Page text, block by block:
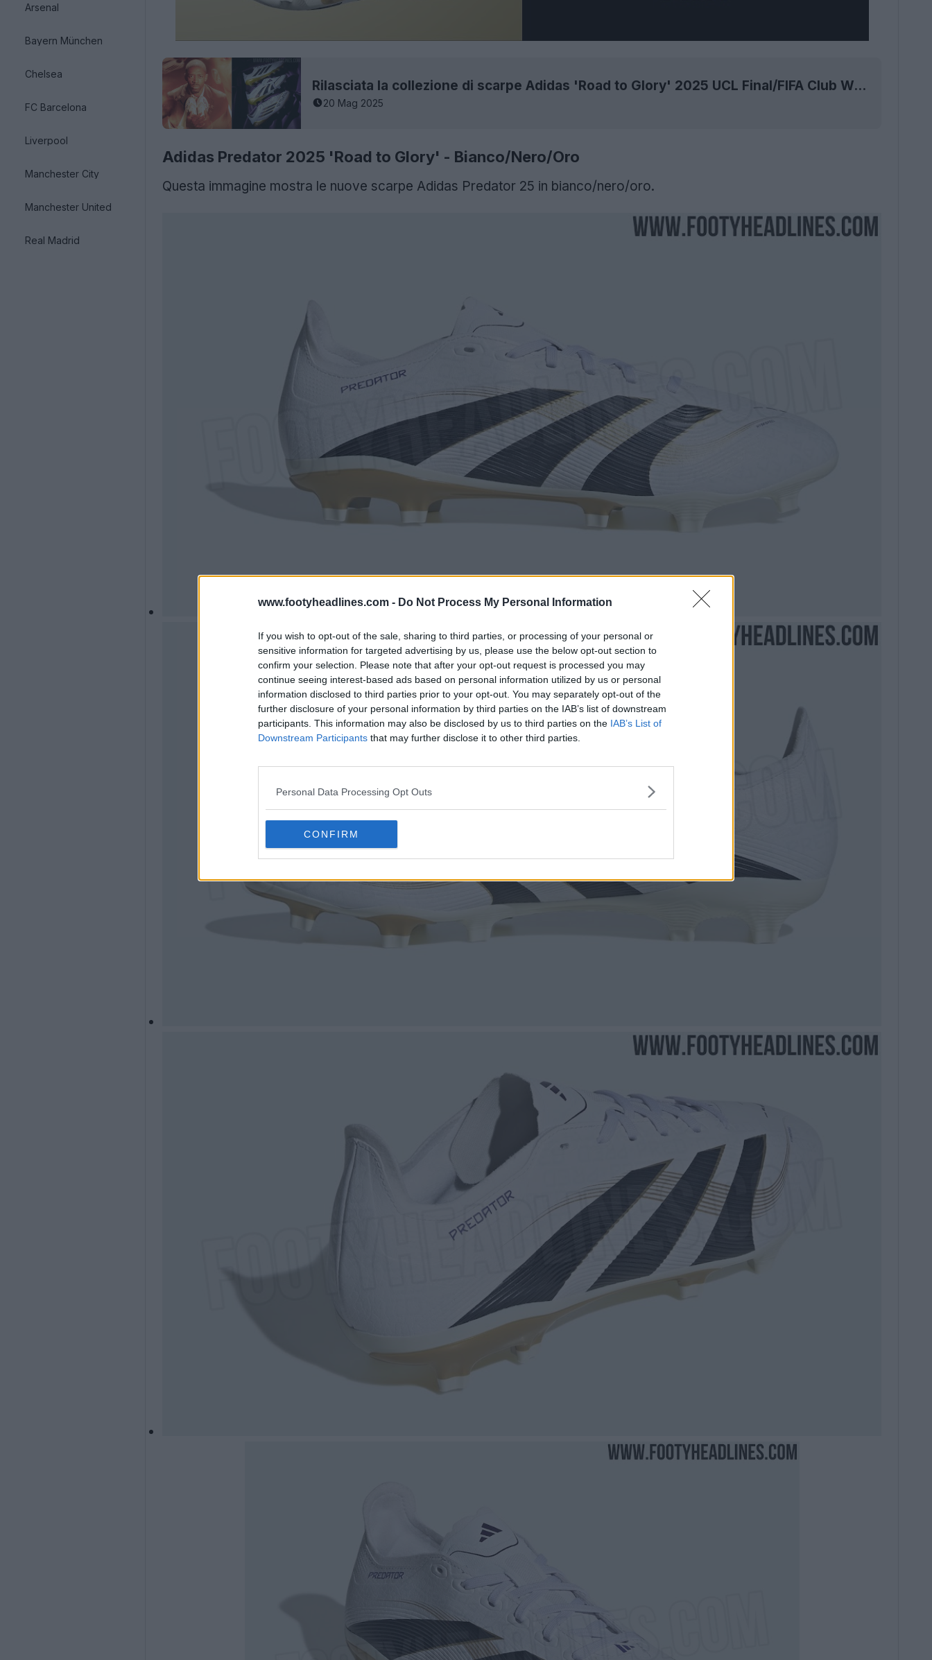
www.footyheadlines.com - Do Not Process My Personal Information
If you wish to opt-out of the sale, sharing to third parties, or processing of your personal or
sensitive information for targeted advertising by us, please use the below opt-out section to
confirm your selection. Please note that after your opt-out request is processed you may
continue seeing interest-based ads based on personal information utilized by us or personal
information disclosed to third parties prior to your opt-out. You may separately opt-out of the
further disclosure of your personal information by third parties on the IAB’s list of downstream
participants. This information may also be disclosed by us to third parties on the IAB’s List of
Downstream Participants that may further disclose it to other third parties.
Personal Data Processing Opt Outs
CONFIRM
Arsenal
Bayern München
Chelsea
FC Barcelona
Liverpool
Manchester City
Manchester United
Real Madrid
Rilasciata la collezione di scarpe Adidas 'Road to Glory' 2025 UCL Final/FIFA Club World Cup
20 Mag 2025
Adidas Predator 2025 'Road to Glory' - Bianco/Nero/Oro
Questa immagine mostra le nuove scarpe Adidas Predator 25 in bianco/nero/oro.